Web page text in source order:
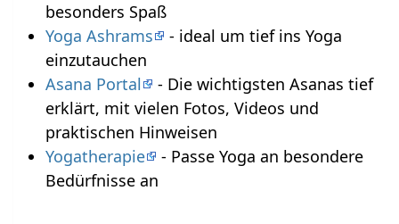
besonders Spaß
Yoga Ashrams
- ideal um tief ins Yoga
einzutauchen
Asana Portal
- Die wichtigsten Asanas tief
erklärt, mit vielen Fotos, Videos und
praktischen Hinweisen
Yogatherapie
- Passe Yoga an besondere
Bedürfnisse an